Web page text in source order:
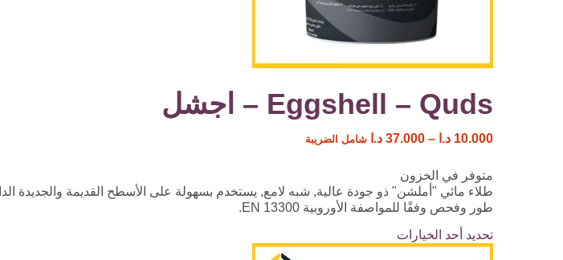
Eggshell – Quds – اجشل
10.000 د.ا –
37.000 د.ا شامل الضريبة
متوفر في الخزون
طلاء مائي "أملشن" ذو جودة عالية, شبه لامع, يستخدم بسهولة على الأسطح القديمة والجديدة
طور وفحص وفقًا للمواصفة الأوروبية EN 13300.
تحديد أحد الخيارات